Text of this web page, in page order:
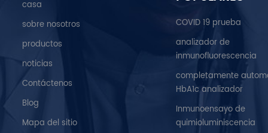
casa
sobre nosotros
productos
noticias
Contáctenos
Blog
Mapa del sitio
COVID 19 prueba
analizador de
inmunofluorescencia
completamente
HbA1c analizador
Inmunoensayo de
quimioluminiscencia